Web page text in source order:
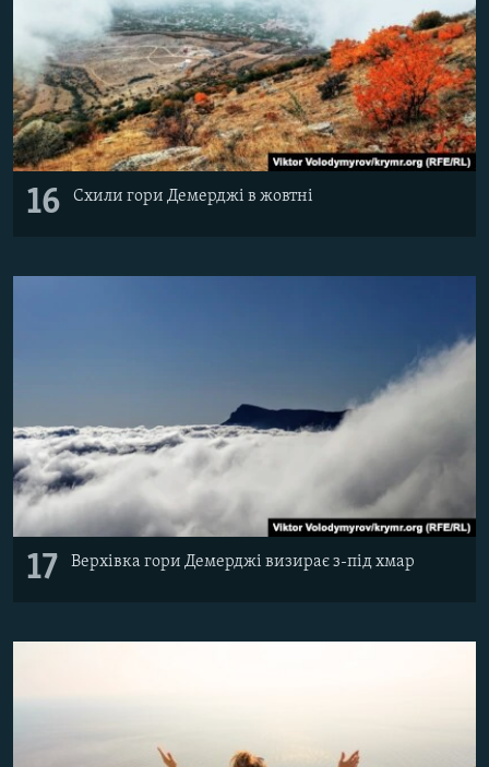
16 Схили гори Демерджі в жовтні
17 Верхівка гори Демерджі визирає з-під хмар